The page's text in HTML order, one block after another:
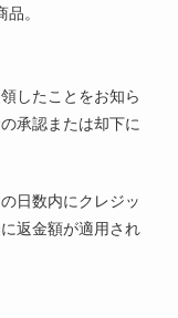
。
したことをお知ら
承認または却下に
日数内にクレジッ
返金額が適用され